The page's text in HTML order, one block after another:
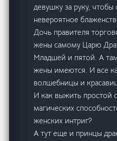
девушку за руку, чтобы
невероятное
Дочь правителя
жены самому Царю
Младшей и пятой. А
жены имеются. И все
волшебницы и
И как выжить простой
магических
женских интриг?
А тут еще и принцы